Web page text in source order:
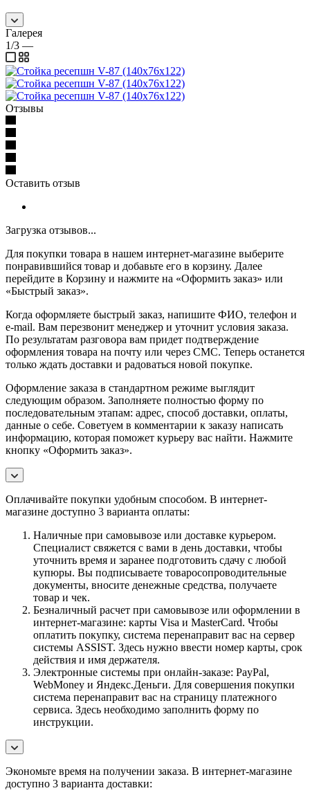
Галерея
1/3 —
Отзывы
Оставить отзыв
Загрузка отзывов...
Для покупки товара в нашем интернет-магазине выберите
понравившийся товар и добавьте его в корзину. Далее
перейдите в Корзину и нажмите на «Оформить заказ» или
«Быстрый заказ».
Когда оформляете быстрый заказ, напишите ФИО, телефон и
e-mail. Вам перезвонит менеджер и уточнит условия заказа.
По результатам разговора вам придет подтверждение
оформления товара на почту или через СМС. Теперь останется
только ждать доставки и радоваться новой покупке.
Оформление заказа в стандартном режиме выглядит
следующим образом. Заполняете полностью форму по
последовательным этапам: адрес, способ доставки, оплаты,
данные о себе. Советуем в комментарии к заказу написать
информацию, которая поможет курьеру вас найти. Нажмите
кнопку «Оформить заказ».
Оплачивайте покупки удобным способом. В интернет-
магазине доступно 3 варианта оплаты:
Наличные при самовывозе или доставке курьером.
Специалист свяжется с вами в день доставки, чтобы
уточнить время и заранее подготовить сдачу с любой
купюры. Вы подписываете товаросопроводительные
документы, вносите денежные средства, получаете
товар и чек.
Безналичный расчет при самовывозе или оформлении в
интернет-магазине: карты Visa и MasterCard. Чтобы
оплатить покупку, система перенаправит вас на сервер
системы ASSIST. Здесь нужно ввести номер карты, срок
действия и имя держателя.
Электронные системы при онлайн-заказе: PayPal,
WebMoney и Яндекс.Деньги. Для совершения покупки
система перенаправит вас на страницу платежного
сервиса. Здесь необходимо заполнить форму по
инструкции.
Экономьте время на получении заказа. В интернет-магазине
доступно 3 варианта доставки: